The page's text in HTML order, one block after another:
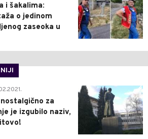
i šakalima:
o jedinom
zaseoka u
4
za
je izgubilo naziv,